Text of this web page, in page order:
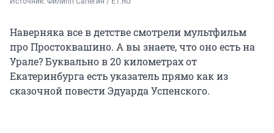
Наверняка все в детстве смотрели мультфильм
про Простоквашино. А вы знаете, что оно есть на
Урале? Буквально в 20 километрах от
Екатеринбурга есть указатель прямо как из
сказочной повести Эдуарда Успенского.